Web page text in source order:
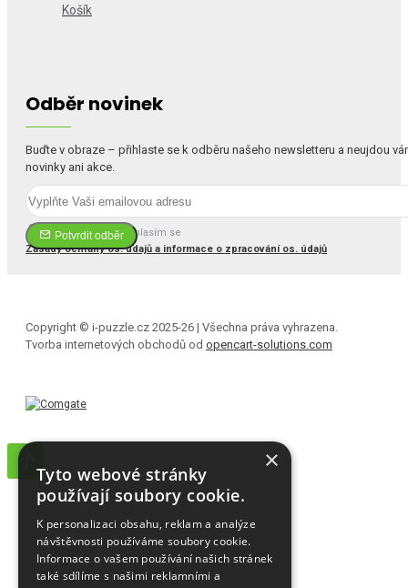
Košík
Odběr novinek
Buďte v obraze – přihlaste se k odběru našeho newsletteru a neujdou
novinky ani akce.
Potvrdit odběr
Četl(a) jsem a souhlasím se
Zásady ochrany os. údajů a informace o zpracování os. údajů
Copyright © i-puzzle.cz 2025-26 | Všechna práva vyhrazena.
Tvorba internetových obchodů od opencart-solutions.com
×
Tyto webové stránky
používají soubory cookie.
K personalizaci obsahu, reklam a analýze
návštěvnosti používáme soubory cookie.
Informace o vašem používání našich stránek
také sdílíme s našimi reklamními a